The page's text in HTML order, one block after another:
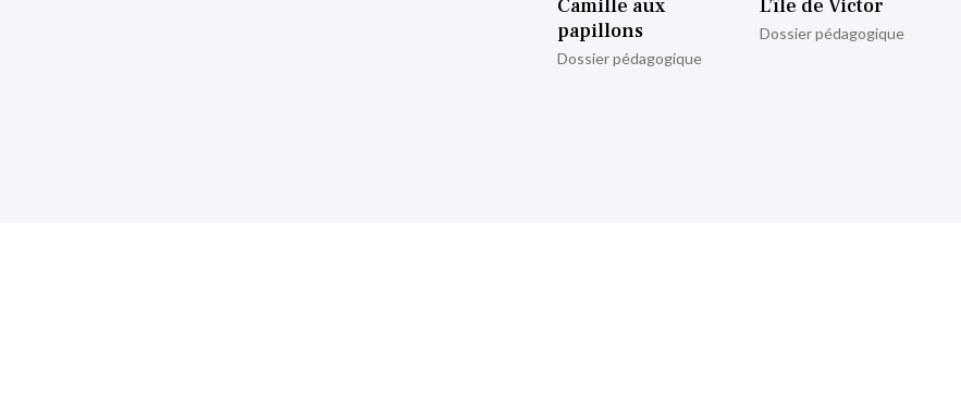
Camille aux
papillons
Dossier pédagogique
L’île de Victor
Dossier pédagogique